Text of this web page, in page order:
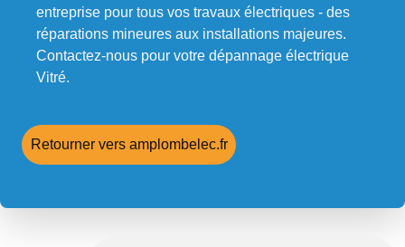
entreprise pour tous vos travaux électriques - des
réparations mineures aux installations majeures.
Contactez-nous pour votre dépannage électrique
Vitré.
Retourner vers amplombelec.fr